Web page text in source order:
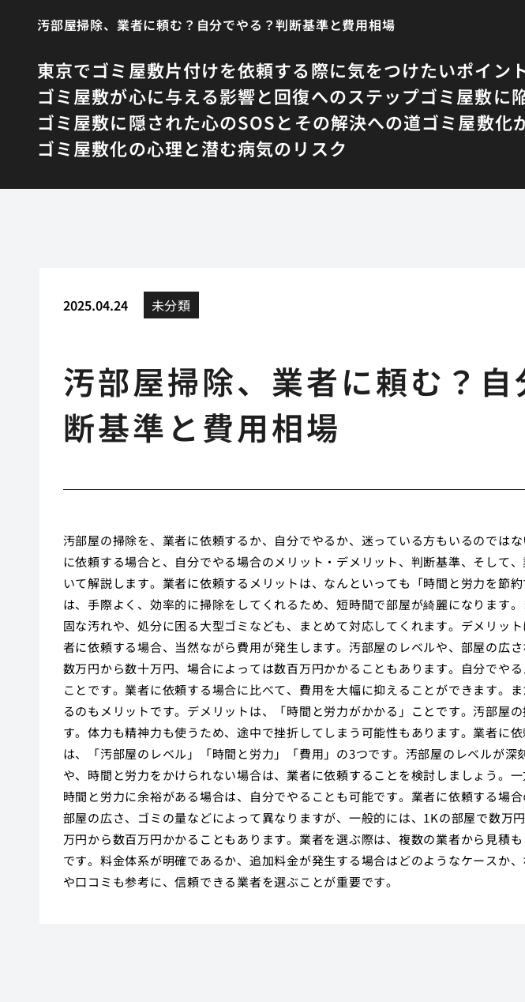
汚部屋掃除、業者に頼む？自分でやる？判断基準と費用相場
東京でゴミ屋敷片付けを依頼する際に気をつけたいポイン
ゴミ屋敷が心に与える影響と回復へのステップゴミ屋敷に
ゴミ屋敷に隠された心のSOSとその解決への道ゴミ屋敷化
ゴミ屋敷化の心理と潜む病気のリスク
2025.04.24 未分類
汚部屋掃除、業者に頼む？自
断基準と費用相場
汚部屋の掃除を、業者に依頼するか、自分でやるか、迷っている方もいるのでは
に依頼する場合と、自分でやる場合のメリット・デメリット、判断基準、そして
いて解説します。業者に依頼するメリットは、なんといっても「時間と労力を節
は、手際よく、効率的に掃除をしてくれるため、短時間で部屋が綺麗になります
固な汚れや、処分に困る大型ゴミなども、まとめて対応してくれます。デメリッ
者に依頼する場合、当然ながら費用が発生します。汚部屋のレベルや、部屋の広さ
数万円から数十万円、場合によっては数百万円かかることもあります。自分でや
ことです。業者に依頼する場合に比べて、費用を大幅に抑えることができます。
るのもメリットです。デメリットは、「時間と労力がかかる」ことです。汚部屋
す。体力も精神力も使うため、途中で挫折してしまう可能性もあります。業者に
は、「汚部屋のレベル」「時間と労力」「費用」の3つです。汚部屋のレベルが深
や、時間と労力をかけられない場合は、業者に依頼することを検討しましょう。一
時間と労力に余裕がある場合は、自分でやることも可能です。業者に依頼する場合
部屋の広さ、ゴミの量などによって異なりますが、一般的には、1Kの部屋で数万
万円から数百万円かかることもあります。業者を選ぶ際は、複数の業者から見積
です。料金体系が明確であるか、追加料金が発生する場合はどのようなケースか
や口コミも参考に、信頼できる業者を選ぶことが重要です。